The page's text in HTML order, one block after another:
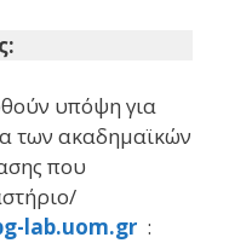
υπόψη για
των ακαδημαϊκών
που
lab.uom.gr :